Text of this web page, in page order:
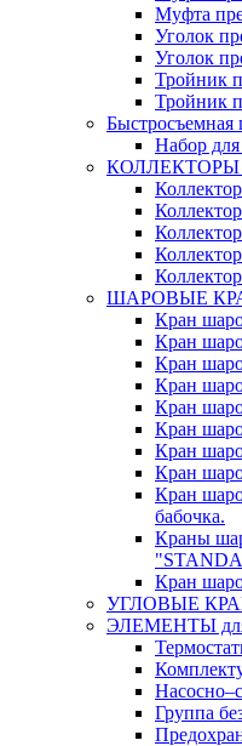
Муфта
Уголок
Уголок
Тройник
Тройник
Быстросъемная
Набор
КОЛЛЕКТОРЫ
ШАРОВЫЕ
Кран
Кран
Кран
Кран
Кран
Кран
Кран
Кран
Кран
бабочка.
Краны
Кран
УГЛОВЫЕ
ЭЛЕМЕНТЫ для
Группа